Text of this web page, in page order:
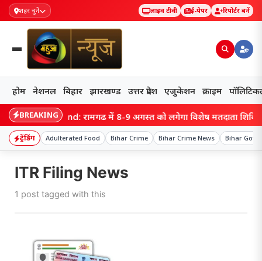
शहर चुनें लाइव टीवी ई-पेपर रिपोर्टर बनें
होम नेशनल बिहार झारखण्ड उत्तर प्रदेश एजुकेशन क्राइम
BREAKING
Jharkhand: रामगढ़ में 8-9 अगस्त को लगेगा विशेष मतदाता शिविर,
ट्रेंडिंग Adulterated Food Bihar Crime Bihar Crime News Bihar
ITR Filing News
1 post tagged with this